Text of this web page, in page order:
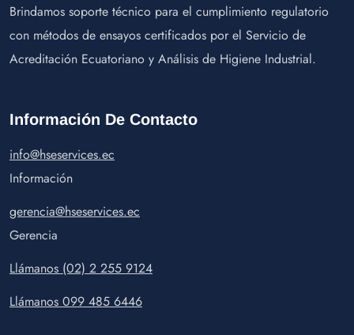
Brindamos soporte técnico para el cumplimiento regulatorio
con métodos de ensayos certificados por el Servicio de
Acreditación Ecuatoriano y Análisis de Higiene Industrial.
Información De Contacto
info@hseservices.ec
Información
gerencia@hseservices.ec
Gerencia
Llámanos (02) 2 255 9124
Llámanos 099 485 6446